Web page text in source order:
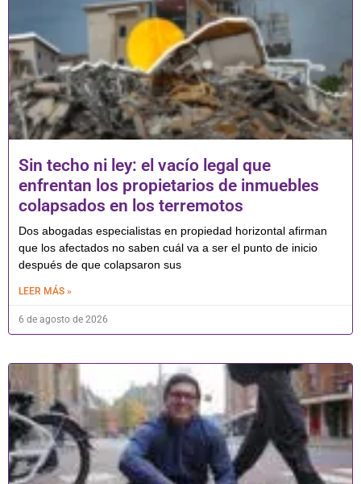
Sin techo ni ley: el vacío legal que
enfrentan los propietarios de inmuebles
colapsados en los terremotos
Dos abogadas especialistas en propiedad horizontal afirman
que los afectados no saben cuál va a ser el punto de inicio
después de que colapsaron sus
LEER MÁS »
6 de agosto de 2026